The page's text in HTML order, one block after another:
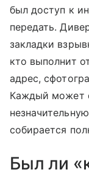
был доступ к
передать.
закладки
кто выполнит
адрес,
Каждый может
собирается
Был ли